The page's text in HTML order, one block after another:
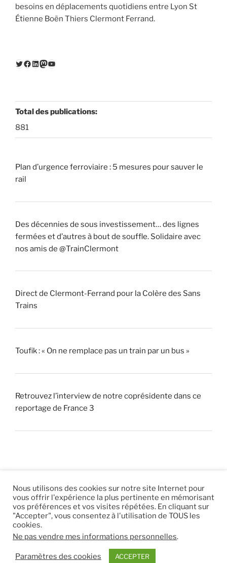
besoins en déplacements quotidiens entre Lyon St
Étienne Boën Thiers Clermont Ferrand.
Twitter
Facebook
LinkedIn
Mastodon
YouTube
Total des publications:
881
Plan d’urgence ferroviaire : 5 mesures pour sauver le
rail
Des décennies de sous investissement… des lignes
fermées et d’autres à bout de souffle. Solidaire avec
nos amis de @TrainClermont
Direct de Clermont-Ferrand pour la Colère des Sans
Trains
Toufik : « On ne remplace pas un train par un bus »
Retrouvez l’interview de notre coprésidente dans ce
reportage de France 3
© 2026 |Mentions légales|Hébergement Eur’Net.|
RSS|sitemap
Nous utilisons des cookies sur notre site Internet pour
vous offrir l'expérience la plus pertinente en mémorisant
vos préférences et vos visites répétées. En cliquant sur
"Accepter", vous consentez à l'utilisation de TOUS les
cookies.
Ne pas vendre mes informations personnelles.
Paramètres des cookies ACCEPTER